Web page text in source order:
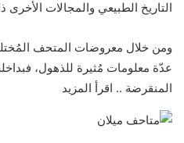
التاريخ الطبيعي والمجالات الأُخرى
ومن خلال معروضات المتحف
عدّة معلومات مُثيرة للذهول،
المنقرضة .. اقرأ المزيد